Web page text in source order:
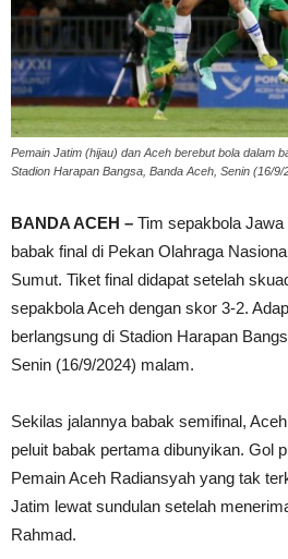
Pemain Jatim (hijau) dan Aceh berebut bola dalam
Stadion Harapan Bangsa, Banda Aceh, Senin (16/9/
BANDA ACEH – Tim sepakbola
babak final di Pekan Olahraga
Sumut. Tiket final didapat setelah
sepakbola Aceh dengan skor 3-2.
berlangsung di Stadion Harapan
Senin (16/9/2024) malam.
Sekilas jalannya babak semifinal,
peluit babak pertama dibunyikan. Gol
Pemain Aceh Radiansyah yang tak
Jatim lewat sundulan setelah
Rahmad.